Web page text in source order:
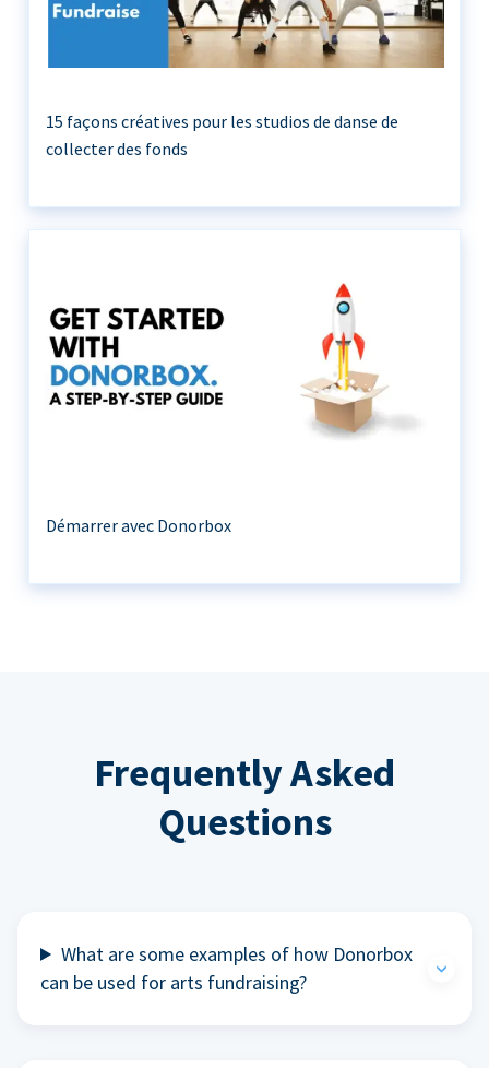
15 façons créatives pour les studios de danse de
collecter des fonds
Démarrer avec Donorbox
Frequently Asked
Questions
What are some examples of how Donorbox
can be used for arts fundraising?